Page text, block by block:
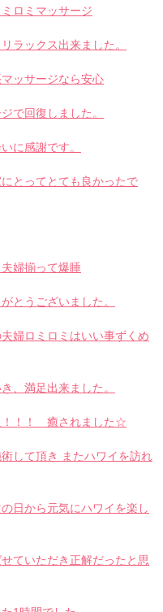
ロミマッサージ
ラックス出来ました。
ッサージなら安心
で回復しました。
に感謝です。
とってとても良かったで
婦揃って爆睡
とうございました。
婦ロミロミはいい事ずくめ
、満足出来ました。
！！！ 癒されました☆
して頂き またハワイを訪れ
日から元気にハワイを楽し
ていただき正解だったと思